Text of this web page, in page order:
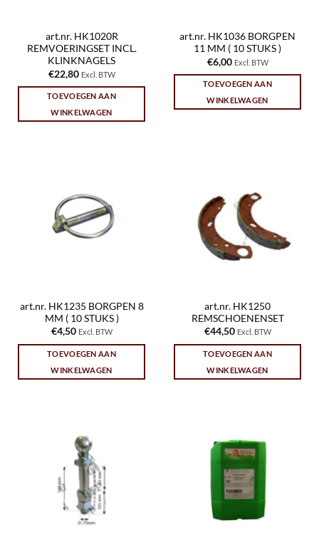
art.nr. HK1020R
REMVOERINGSET INCL.
KLINKNAGELS
€22,80 Excl. BTW
TOEVOEGEN AAN
WINKELWAGEN
art.nr. HK1036 BORGPEN
11 MM ( 10 STUKS )
€6,00 Excl. BTW
TOEVOEGEN AAN
WINKELWAGEN
art.nr. HK1235 BORGPEN 8
MM ( 10 STUKS )
€4,50 Excl. BTW
TOEVOEGEN AAN
WINKELWAGEN
art.nr. HK1250
REMSCHOENENSET
€44,50 Excl. BTW
TOEVOEGEN AAN
WINKELWAGEN